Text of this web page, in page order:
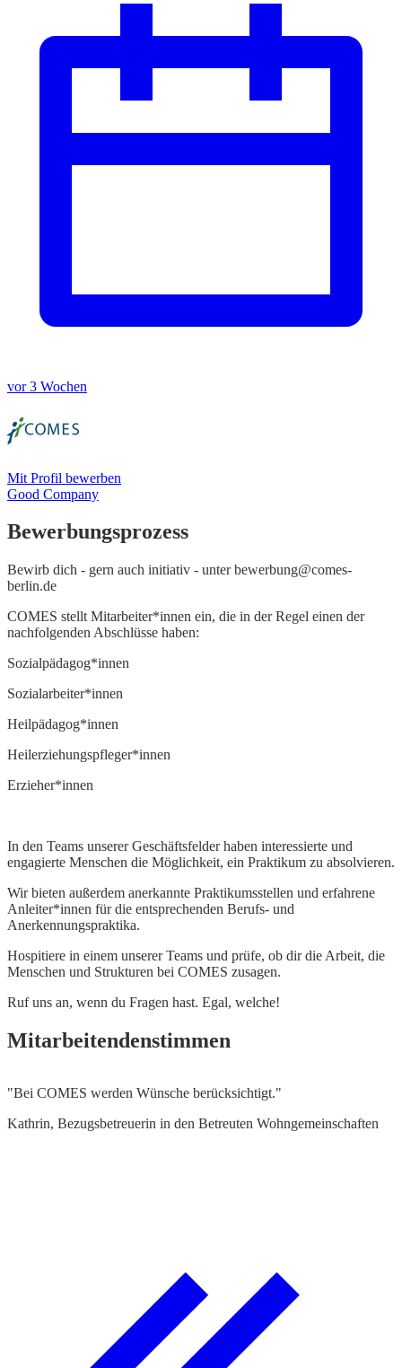
vor 3 Wochen
Mit Profil bewerben
Good Company
Bewerbungsprozess
Bewirb dich - gern auch initiativ - unter bewerbung@comes-
berlin.de
COMES stellt Mitarbeiter*innen ein, die in der Regel einen der
nachfolgenden Abschlüsse haben:
Sozialpädagog*innen
Sozialarbeiter*innen
Heilpädagog*innen
Heilerziehungspfleger*innen
Erzieher*innen
In den Teams unserer Geschäftsfelder haben interessierte und
engagierte Menschen die Möglichkeit, ein Praktikum zu absolvieren.
Wir bieten außerdem anerkannte Praktikumsstellen und erfahrene
Anleiter*innen für die entsprechenden Berufs- und
Anerkennungspraktika.
Hospitiere in einem unserer Teams und prüfe, ob dir die Arbeit, die
Menschen und Strukturen bei COMES zusagen.
Ruf uns an, wenn du Fragen hast. Egal, welche!
Mitarbeitendenstimmen
"Bei COMES werden Wünsche berücksichtigt."
Kathrin, Bezugsbetreuerin in den Betreuten Wohngemeinschaften